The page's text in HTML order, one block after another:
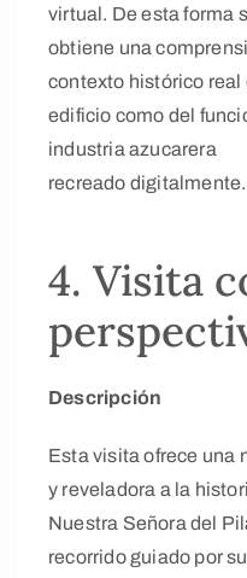
virtual. De esta forma
obtiene una
contexto histórico real
edificio como del
industria azucarera
recreado digitalmente.
4. Visita
Descripción
Esta visita ofrece una
y reveladora a la
Nuestra Señora del
recorrido guiado por